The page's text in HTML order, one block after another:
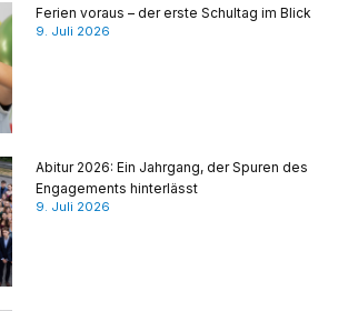
Ferien voraus – der erste Schultag im Blick
9. Juli 2026
Abitur 2026: Ein Jahrgang, der Spuren des
Engagements hinterlässt
9. Juli 2026